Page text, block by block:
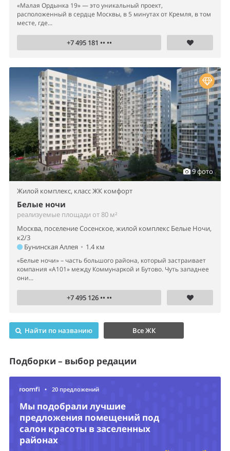
«Малая Ордынка 19» — это уникальный проект,
расположенный в сердце Москвы, в 5 минутах от Кремля, в том
месте, где...
+7 495 181 •• ••
9 фото
Жилой комплекс, класс ЖК комфорт
Белые ночи
реализуемые площади от 80 м²
Москва, поселение Сосенское, жилой комплекс Белые Ночи,
к2/3
Бунинская Аллея • 1.4 км
«Белые ночи» – часть большого района, который застраивает
компания «А101» между Коммунаркой и Бутово. Чуть западнее
они...
+7 495 126 •• ••
Найти по названию Все ЖК
Подборки – выбор редации
• 20 предложений
Мы подобрали лучшие
предложения помещений под
салон красоты в заселенных
районах